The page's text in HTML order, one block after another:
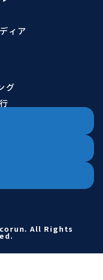
ィア
グ
All Rights